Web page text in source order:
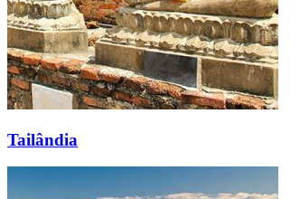
Tailândia